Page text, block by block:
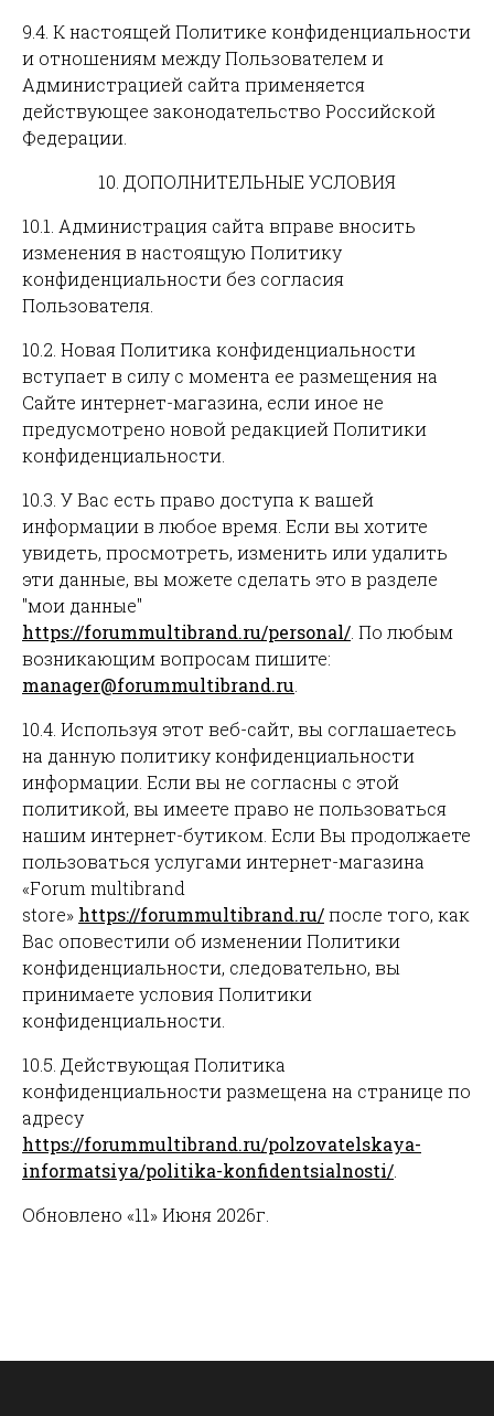
9.4. К настоящей Политике конфиденциальности
и отношениям между Пользователем и
Администрацией сайта применяется
действующее законодательство Российской
Федерации.
10. ДОПОЛНИТЕЛЬНЫЕ УСЛОВИЯ
10.1. Администрация сайта вправе вносить
изменения в настоящую Политику
конфиденциальности без согласия
Пользователя.
10.2. Новая Политика конфиденциальности
вступает в силу с момента ее размещения на
Сайте интернет-магазина, если иное не
предусмотрено новой редакцией Политики
конфиденциальности.
10.3. У Вас есть право доступа к вашей
информации в любое время. Если вы хотите
увидеть, просмотреть, изменить или удалить
эти данные, вы можете сделать это в разделе
"мои данные"
https://forummultibrand.ru/personal/ . По любым
возникающим вопросам пишите:
manager@forummultibrand.ru
10.4. Используя этот веб-сайт, вы соглашаетесь
на данную политику конфиденциальности
информации. Если вы не согласны с этой
политикой, вы имеете право не пользоваться
нашим интернет-бутиком. Если Вы продолжаете
пользоваться услугами интернет-магазина
«Forum multibrand
store» https://forummultibrand.ru/после того, как
Вас оповестили об изменении Политики
конфиденциальности, следовательно, вы
принимаете условия Политики
конфиденциальности.
10.5. Действующая Политика
конфиденциальности размещена на странице по
адресу
https://forummultibrand.ru/polzovatelskaya-
informatsiya/politika-konfidentsialnosti/
Обновлено «11» Июня 2026г.